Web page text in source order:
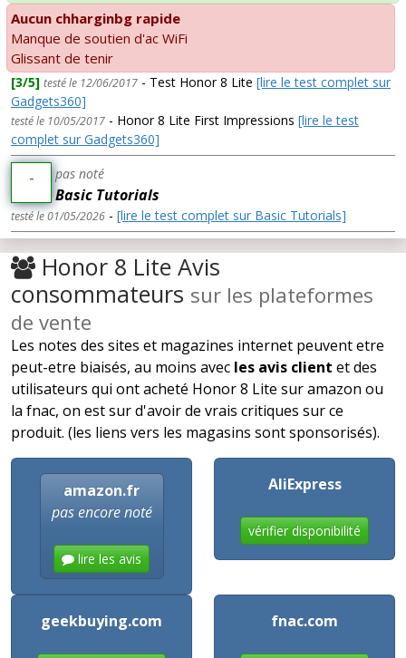
Aucun chharginbg rapide
Manque de soutien d'ac WiFi
Glissant de tenir
[3/5] testé le 12/06/2017 - Test Honor 8 Lite [lire le test complet sur
Gadgets360]
testé le 10/05/2017 - Honor 8 Lite First Impressions [lire le test
complet sur Gadgets360]
- pas noté
Basic Tutorials
testé le 01/05/2026 - [lire le test complet sur Basic Tutorials]
Honor 8 Lite Avis
consommateurs sur les plateformes
de vente
Les notes des sites et magazines internet peuvent etre
peut-etre biaisés, au moins avec les avis client et des
utilisateurs qui ont acheté Honor 8 Lite sur amazon ou
la fnac, on est sur d'avoir de vrais critiques sur ce
produit. (les liens vers les magasins sont sponsorisés).
amazon.fr
pas encore noté
lire les avis
AliExpress
vérifier disponibilité
geekbuying.com fnac.com